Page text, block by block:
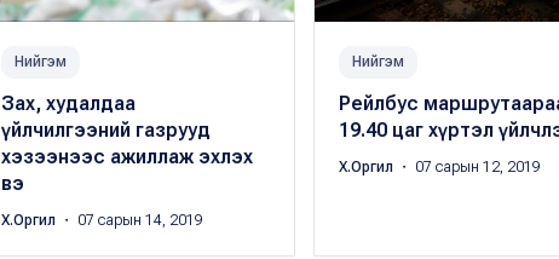
Нийгэм
Зах, худалдаа
үйлчилгээний газрууд
хэзээнээс ажиллаж эхлэх
вэ
Х.Оргил ・ 07 сарын 14, 2019
Нийгэм
Рейлбус
19.40 цаг хүртэл
Х.Оргил ・ 07 сарын 12, 2019